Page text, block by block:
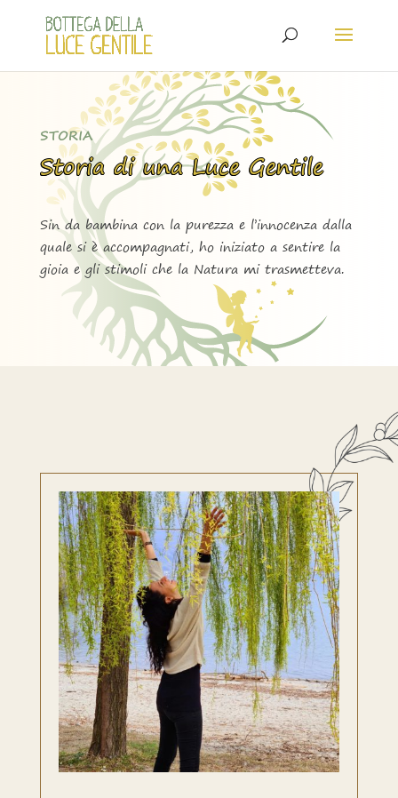
STORIA
Storia di una Luce Gentile
Sin da bambina con la purezza e l’innocenza dalla
quale si è accompagnati, ho iniziato a sentire la
gioia e gli stimoli che la Natura mi trasmetteva.